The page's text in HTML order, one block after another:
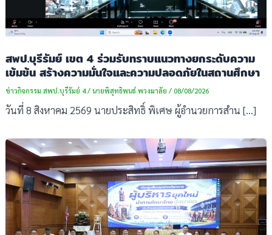
สพป.บุรีรัมย์ เขต 4 ร่วมรับทราบแนวทางยกระดับความ
เข้มข้น สร้างความมั่นใจและความปลอดภัยในสถานศึกษา
ข่าวกิจกรรม สพป.บุรีรัมย์ 4/ นายพิสุทธิพนธ์ พวงมาลัย / 08/08/2026
วันที่ 8 สิงหาคม 2569 นายประสิทธิ์ พิเศษ ผู้อำนวยการสำน […]